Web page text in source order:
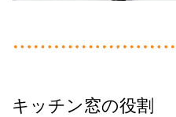
キッチン窓の役割